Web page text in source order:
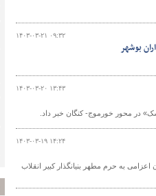
۱۴۰۳-۰۳-۲۱ ۰۹:۳۲
بوشهر
۱۴۰۳-۰۳-۲۰ ۱۳:۴۳
در محور خورموج- کنگان خبر داد.
۱۴۰۳-۰۳-۱۹ ۱۴:۲۴
به حرم مطهر بنیانگذار کبیر انقلاب